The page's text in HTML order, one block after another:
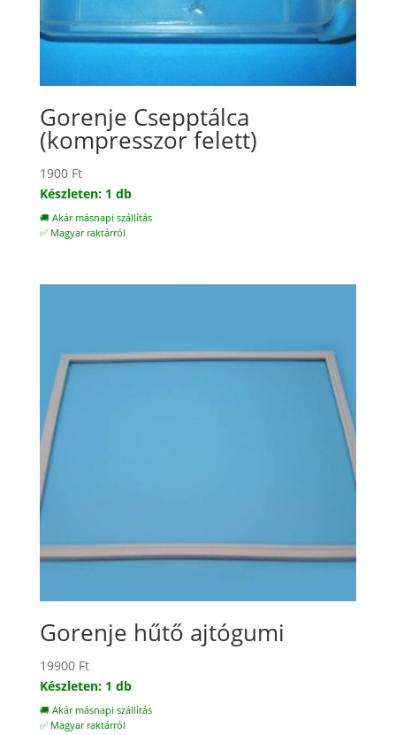
Gorenje Csepptálca
(kompresszor felett)
1900 Ft
Készleten: 1 db
🚚 Akár másnapi szállítás
✅ Magyar raktárról
Gorenje hűtő ajtógumi
19900 Ft
Készleten: 1 db
🚚 Akár másnapi szállítás
✅ Magyar raktárról